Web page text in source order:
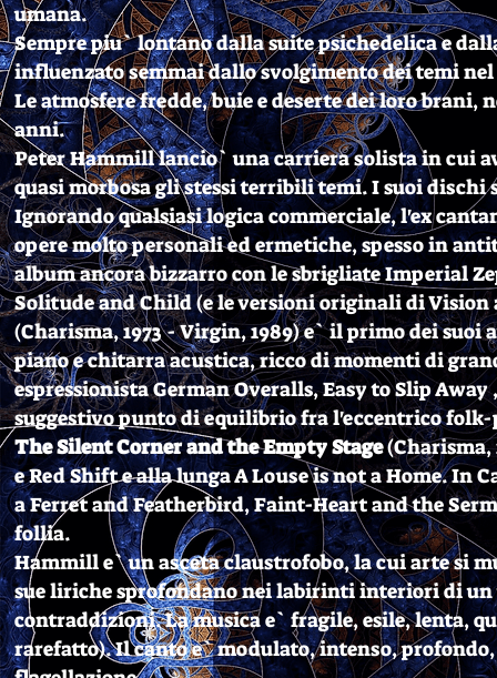
umana.
Sempre piu` lontano dalla suite psichedelica e
influenzato semmai dallo svolgimento dei temi
Le atmosfere fredde, buie e deserte dei loro
anni.
Peter Hammill lancio` una carriera solista in cui
quasi morbosa gli stessi terribili temi. I suoi
Ignorando qualsiasi logica commerciale, l'ex
opere molto personali ed ermetiche, spesso in
album ancora bizzarro con le sbrigliate Imperial
Solitude and Child (e le versioni originali di
(Charisma, 1973 - Virgin, 1989) e` il primo dei
piano e chitarra acustica, ricco di momenti di
espressionista German Overalls, Easy to Slip
suggestivo punto di equilibrio fra l'eccentrico
The Silent Corner and the Empty Stage(Charisma,
e Red Shift e alla lunga A Louse is not a Home. In
a Ferret and Featherbird, Faint-Heart and the
follia.
Hammill e` un asceta claustrofobo, la cui arte si
sue liriche sprofondano nei labirinti interiori di un
contraddizioni. La musica e` fragile, esile, lenta,
rarefatto). Il canto e` modulato, intenso,